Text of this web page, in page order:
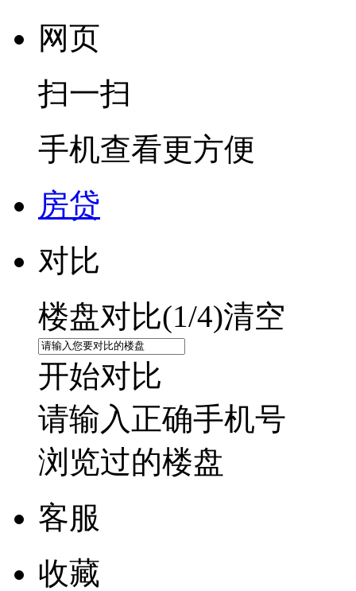
网页
扫一扫
手机查看更方便
房贷
对比
楼盘对比(1/4)清空
开始对比
请输入正确手机号
浏览过的楼盘
客服
收藏